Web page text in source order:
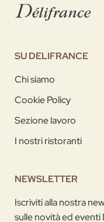
SU DELIFRANCE
Chi siamo
Cookie Policy
Sezione lavoro
I nostri ristoranti
NEWSLETTER
Iscriviti alla nostra
sulle novità ed eventi